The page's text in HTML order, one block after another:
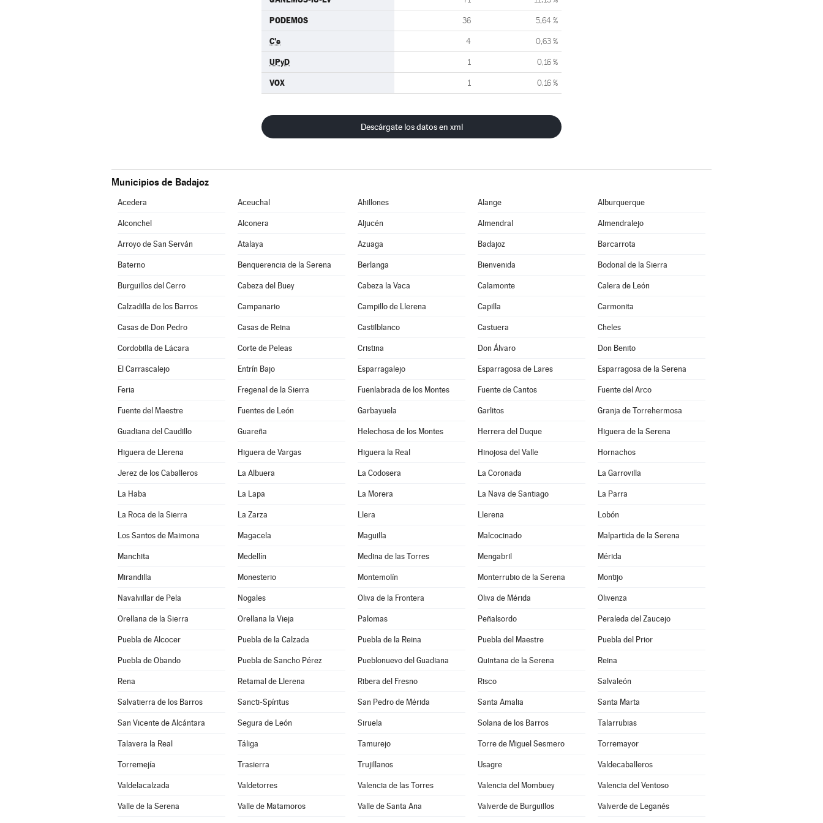
PODEMOS 36 5,64 %
C's 4 0,63 %
UPyD 1 0,16 %
VOX 1 0,16 %
Descárgate los datos en xml
Municipios de Badajoz
Acedera Aceuchal Ahillones Alange Alburquerque
Alconchel Alconera Aljucén Almendral Almendralejo
Arroyo de San Serván Atalaya Azuaga Badajoz Barcarrota
Baterno Benquerencia de la Serena Berlanga Bienvenida Bodonal de la Sierra
Burguillos del Cerro Cabeza del Buey Cabeza la Vaca Calamonte Calera de León
Calzadilla de los Barros Campanario Campillo de Llerena Capilla Carmonita
Casas de Don Pedro Casas de Reina Castilblanco Castuera Cheles
Cordobilla de Lácara Corte de Peleas Cristina Don Álvaro Don Benito
El Carrascalejo Entrín Bajo Esparragalejo Esparragosa de Lares Esparragosa de la Serena
Feria Fregenal de la Sierra Fuenlabrada de los Montes Fuente de Cantos Fuente del Arco
Fuente del Maestre Fuentes de León Garbayuela Garlitos Granja de Torrehermosa
Guadiana del Caudillo Guareña Helechosa de los Montes Herrera del Duque Higuera de la Serena
Higuera de Llerena Higuera de Vargas Higuera la Real Hinojosa del Valle Hornachos
Jerez de los Caballeros La Albuera La Codosera La Coronada La Garrovilla
La Haba La Lapa La Morera La Nava de Santiago La Parra
La Roca de la Sierra La Zarza Llera Llerena Lobón
Los Santos de Maimona Magacela Maguilla Malcocinado Malpartida de la Serena
Manchita Medellín Medina de las Torres Mengabril Mérida
Mirandilla Monesterio Montemolín Monterrubio de la Serena Montijo
Navalvillar de Pela Nogales Oliva de la Frontera Oliva de Mérida Olivenza
Orellana de la Sierra Orellana la Vieja Palomas Peñalsordo Peraleda del Zaucejo
Puebla de Alcocer Puebla de la Calzada Puebla de la Reina Puebla del Maestre Puebla del Prior
Puebla de Obando Puebla de Sancho Pérez Pueblonuevo del Guadiana Quintana de la Serena Reina
Rena Retamal de Llerena Ribera del Fresno Risco Salvaleón
Salvatierra de los Barros Sancti-Spíritus San Pedro de Mérida Santa Amalia Santa Marta
San Vicente de Alcántara Segura de León Siruela Solana de los Barros Talarrubias
Talavera la Real Táliga Tamurejo Torre de Miguel Sesmero Torremayor
Torremejía Trasierra Trujillanos Usagre Valdecaballeros
Valdelacalzada Valdetorres Valencia de las Torres Valencia del Mombuey Valencia del Ventoso
Valle de la Serena Valle de Matamoros Valle de Santa Ana Valverde de Burguillos Valverde de Leganés